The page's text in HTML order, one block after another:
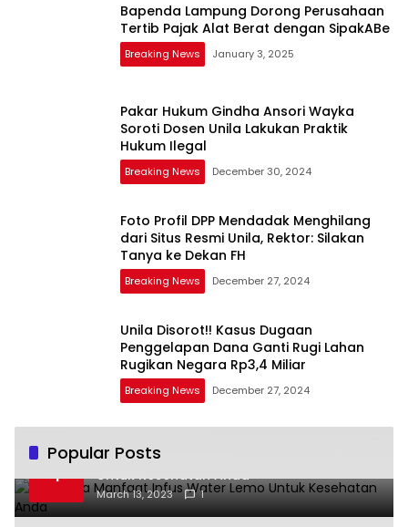
Bapenda Lampung Dorong Perusahaan
Tertib Pajak Alat Berat dengan SipakABe
Breaking News January 3, 2025
Pakar Hukum Gindha Ansori Wayka
Soroti Dosen Unila Lakukan Praktik
Hukum Ilegal
Breaking News December 30, 2024
Foto Profil DPP Mendadak Menghilang
dari Situs Resmi Unila, Rektor: Silakan
Tanya ke Dekan FH
Breaking News December 27, 2024
Unila Disorot!! Kasus Dugaan
Penggelapan Dana Ganti Rugi Lahan
Rugikan Negara Rp3,4 Miliar
Breaking News December 27, 2024
Popular Posts
1
Beberapa Manfaat Infus Water Lemo
Untuk Kesehatan Anda
March 13, 2023 1